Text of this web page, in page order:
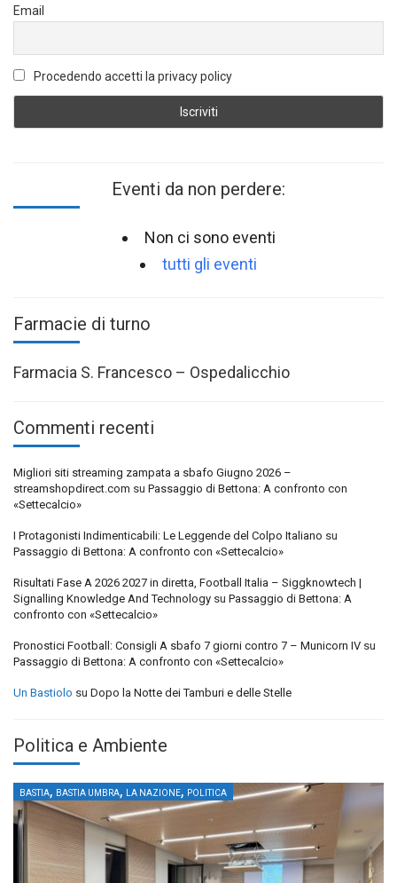
Email
Procedendo accetti la privacy policy
Eventi da non perdere:
Non ci sono eventi
tutti gli eventi
Farmacie di turno
Farmacia S. Francesco – Ospedalicchio
Commenti recenti
Migliori siti streaming zampata a sbafo Giugno 2026 –
streamshopdirect.com su Passaggio di Bettona: A confronto con
«Settecalcio»
I Protagonisti Indimenticabili: Le Leggende del Colpo Italiano su
Passaggio di Bettona: A confronto con «Settecalcio»
Risultati Fase A 2026 2027 in diretta, Football Italia – Siggknowtech |
Signalling Knowledge And Technology su Passaggio di Bettona: A
confronto con «Settecalcio»
Pronostici Football: Consigli A sbafo 7 giorni contro 7 – Municorn IV su
Passaggio di Bettona: A confronto con «Settecalcio»
Un Bastiolo su Dopo la Notte dei Tamburi e delle Stelle
Politica e Ambiente
BASTIA, BASTIA UMBRA, LA NAZIONE, POLITICA